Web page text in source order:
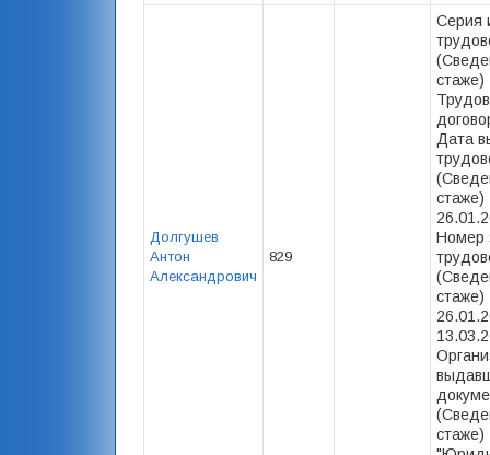
Долгушев
Антон
Александрович
829
Серия
стаже)
Дата
стаже)
Номер
стаже)